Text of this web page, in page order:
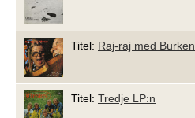
Titel: Raj-raj med Burken
Titel: Tredje LP:n